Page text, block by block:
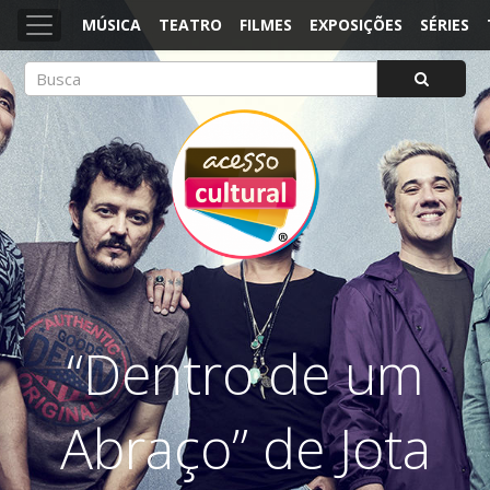
MÚSICA TEATRO FILMES EXPOSIÇÕES SÉRIES
ACESSO CULTURAL
Arte, Cultura Pop e Entretenimento
“Dentro de um
Abraço” de Jota